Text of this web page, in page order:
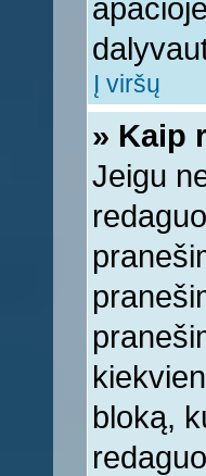
Į viršų
» Kaip
Jeigu
bloką,